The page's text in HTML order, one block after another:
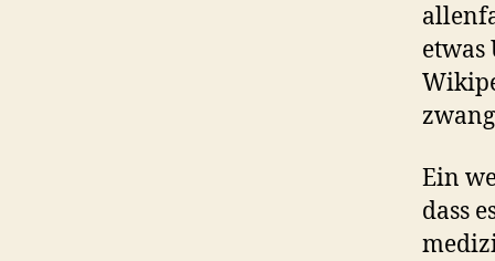
etwas
Ein
dass